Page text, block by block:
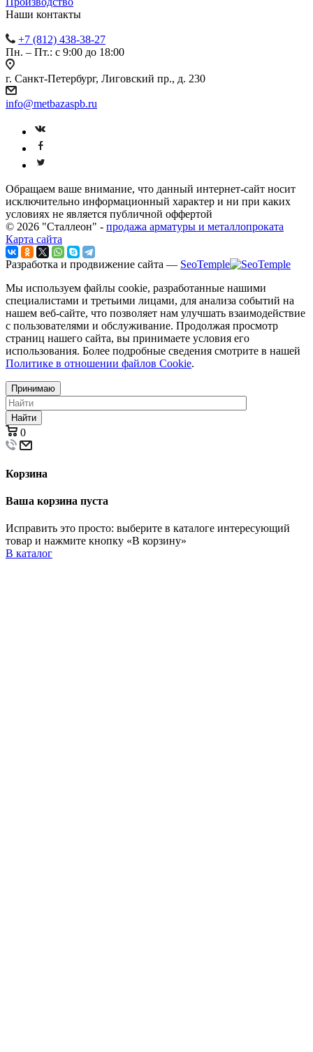
Наши контакты
+7 (812) 438-38-27
Пн. – Пт.: с 9:00 до 18:00
г. Санкт-Петербург, Лиговский пр., д. 230
info@metbazaspb.ru
Обращаем ваше внимание, что данный интернет-сайт носит
исключительно информационный характер и ни при каких
условиях не является публичной оффертой
© 2026 "Сталлеон" - продажа арматуры и металлопроката
Карта сайта
Разработка и продвижение сайта — SeoTemple
Мы используем файлы cookie, разработанные нашими
специалистами и третьими лицами, для анализа событий на
нашем веб-сайте, что позволяет нам улучшать взаимодействие
с пользователями и обслуживание. Продолжая просмотр
страниц нашего сайта, вы принимаете условия его
использования. Более подробные сведения смотрите в нашей
Политике в отношении файлов Cookie.
Принимаю
Найти
0
Корзина
Ваша корзина пуста
Исправить это просто: выберите в каталоге интересующий
товар и нажмите кнопку «В корзину»
В каталог